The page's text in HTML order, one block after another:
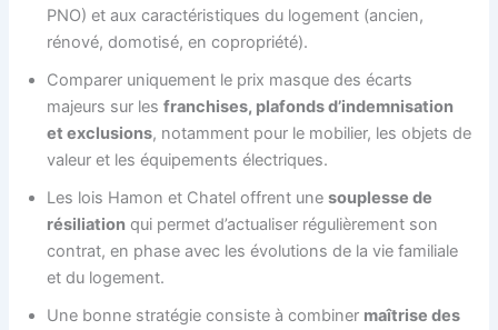
PNO) et aux caractéristiques du logement (ancien,
rénové, domotisé, en copropriété).
Comparer uniquement le prix masque des écarts
majeurs sur lesfranchises, plafonds d’indemnisation
et exclusions, notamment pour le mobilier, les objets de
valeur et les équipements électriques.
Les lois Hamon et Chatel offrent unesouplesse de
résiliation qui permet d’actualiser régulièrement son
contrat, en phase avec les évolutions de la vie familiale
et du logement.
Une bonne stratégie consiste à combiner maîtrise des